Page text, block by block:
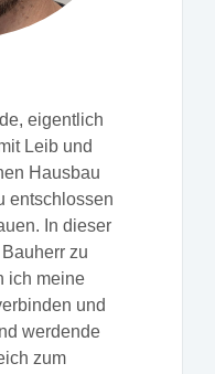
eigentlich
Leib und
Hausbau
entschlossen
In dieser
zu
ich meine
und
werdende
zum